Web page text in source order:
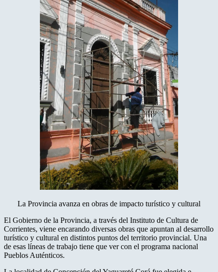
La Provincia avanza en obras de impacto turístico y cultural
El Gobierno de la Provincia, a través del Instituto de Cultura de
Corrientes, viene encarando diversas obras que apuntan al desarrollo
turístico y cultural en distintos puntos del territorio provincial. Una
de esas líneas de trabajo tiene que ver con el programa nacional
Pueblos Auténticos.